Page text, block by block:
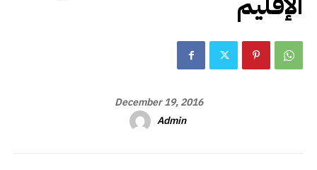
December 19, 2016
Admin